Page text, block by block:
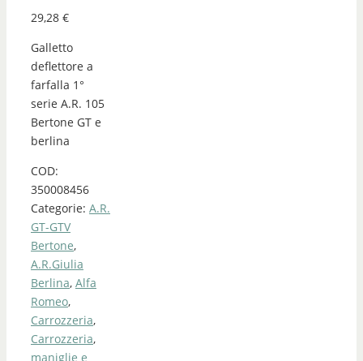
29,28 €
Galletto
deflettore a
farfalla 1°
serie A.R. 105
Bertone GT e
berlina
COD:
350008456
Categorie: A.R.
GT-GTV
Bertone,
A.R.Giulia
Berlina, Alfa
Romeo,
Carrozzeria,
Carrozzeria,
maniglie e